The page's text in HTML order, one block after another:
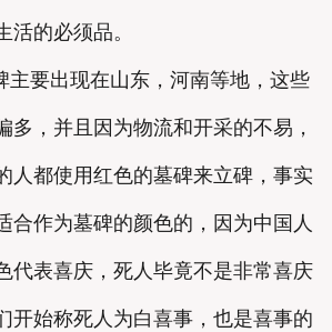
工程案例
活的必须品。
要出现在山东，河南等地，这些
多，并且因为物流和开采的不易，
人都使用红色的墓碑来立碑，事实
合作为墓碑的颜色的，因为中国人
代表喜庆，死人毕竟不是非常喜庆
开始称死人为白喜事，也是喜事的